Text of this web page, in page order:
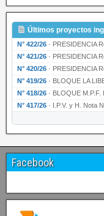
Últimos proyectos
N° 422/26 · PRESIDENCIA
N° 421/26 · PRESIDENCIA
N° 420/26 · PRESIDENCIA
N° 419/26 · BLOQUE LA LIBERTAD
N° 418/26 · BLOQUE M.P.F.
N° 417/26 · I.P.V. y H. Nota N°
Facebook